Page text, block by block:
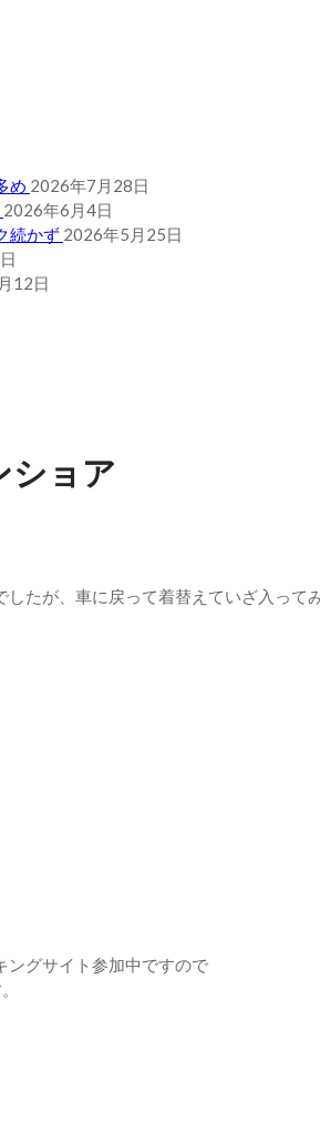
め 2026年7月28日
2026年6月4日
続かず 2026年5月25日
12日
ショア
たが、車に戻って着替えていざ入っ
ングサイト参加中ですので